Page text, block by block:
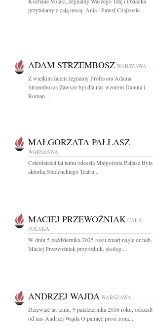
przytulamy z całą mocą. Ania i Paweł Czajkosie...
ADAM STRZEMBOSZ WARSZAWA
Z wielkim żalem żegnamy Profesora Adama
Strzembosza Zawsze był dla nas wzorem Danuta i
Roman...
MAŁGORZATA PAŁŁASZ
WARSZAWA
Czterdzieści lat temu odeszła Małgorzata Pałłasz Była
aktorką Studenckiego Teatru...
MACIEJ PRZEWOŹNIAK CAŁA
POLSKA
W dniu 5 października 2025 roku zmarł nagle dr hab.
Maciej Przewoźniak przyrodnik, ekolog,...
ANDRZEJ WAJDA WARSZAWA
Dziewięć lat temu, 9 października 2016 roku, odszedł
od nas Andrzej Wajda O pamięć prosi żona...